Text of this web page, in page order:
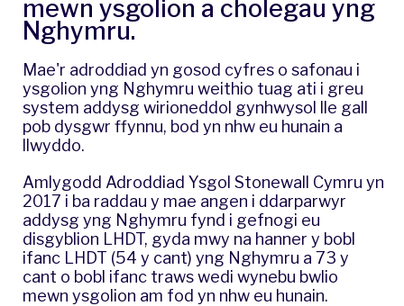
mewn ysgolion a cholegau yng
Nghymru.
Mae'r adroddiad yn gosod cyfres o safonau i
ysgolion yng Nghymru weithio tuag ati i greu
system addysg wirioneddol gynhwysol lle gall
pob dysgwr ffynnu, bod yn nhw eu hunain a
llwyddo.
Amlygodd Adroddiad Ysgol Stonewall Cymru yn
2017 i ba raddau y mae angen i ddarparwyr
addysg yng Nghymru fynd i gefnogi eu
disgyblion LHDT, gyda mwy na hanner y bobl
ifanc LHDT (54 y cant) yng Nghymru a 73 y
cant o bobl ifanc traws wedi wynebu bwlio
mewn ysgolion am fod yn nhw eu hunain.